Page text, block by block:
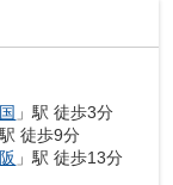
」駅 徒歩3分
駅 徒歩9分
」駅 徒歩13分